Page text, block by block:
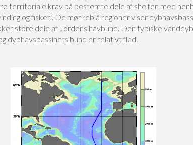
territoriale krav på bestemte dele af shelfen med
og fiskeri. De mørkeblå regioner viser
store dele af Jordens havbund. Den typiske
dybhavsbassinets bund er relativt flad.